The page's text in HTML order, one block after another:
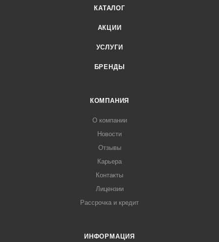
КАТАЛОГ
АКЦИИ
УСЛУГИ
БРЕНДЫ
КОМПАНИЯ
О компании
Новости
Отзывы
Карьера
Контакты
Лицензии
Рассрочка и кредит
ИНФОРМАЦИЯ